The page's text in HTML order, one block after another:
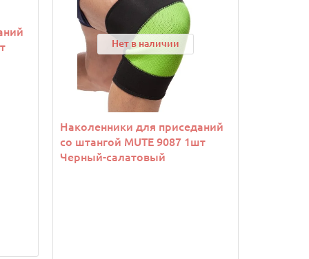
Нет в наличии
Наколенники для приседаний
со штангой MUTE 9087 1шт
Черный-салатовый